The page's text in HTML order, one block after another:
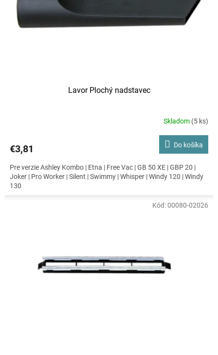
Lavor Plochý nadstavec
Skladom (5 ks)
€3,81 Do košíka
Pre verzie Ashley Kombo | Etna | Free Vac | GB 50 XE | GBP 20 |
Joker | Pro Worker | Silent | Swimmy | Whisper | Windy 120 | Windy
130
Kód:00080-02026